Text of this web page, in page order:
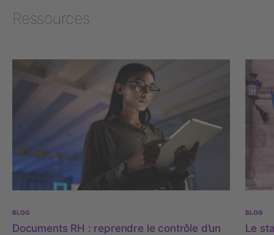
Ressources
BLOG
Documents RH : reprendre le contrôle d’un
BLOG
Le